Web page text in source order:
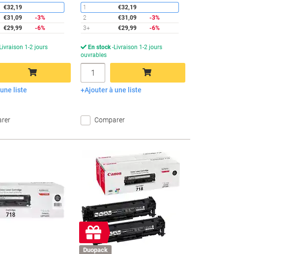
€32,19
€31,09
-3%
€29,99 -6%
Livraison 1-2 jours
Ajouter au panier
liste
1
€32,19
2
€31,09
-3%
3+
€29,99 -6%
En stock Livraison 1-2 jours
ouvrables
Quantité
Ajouter au panier
Ajouter à une liste
Comparer
Cadeau
gratuit
Duopack